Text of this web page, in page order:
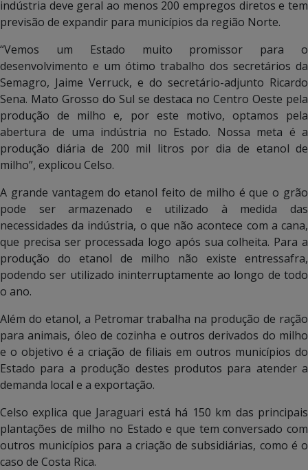
indústria deve geral ao menos 200 empregos diretos e tem
previsão de expandir para municípios da região Norte.
“Vemos um Estado muito promissor para o
desenvolvimento e um ótimo trabalho dos secretários da
Semagro, Jaime Verruck, e do secretário-adjunto Ricardo
Sena. Mato Grosso do Sul se destaca no Centro Oeste pela
produção de milho e, por este motivo, optamos pela
abertura de uma indústria no Estado. Nossa meta é a
produção diária de 200 mil litros por dia de etanol de
milho”, explicou Celso.
A grande vantagem do etanol feito de milho é que o grão
pode ser armazenado e utilizado à medida das
necessidades da indústria, o que não acontece com a cana,
que precisa ser processada logo após sua colheita. Para a
produção do etanol de milho não existe entressafra,
podendo ser utilizado ininterruptamente ao longo de todo
o ano.
Além do etanol, a Petromar trabalha na produção de ração
para animais, óleo de cozinha e outros derivados do milho
e o objetivo é a criação de filiais em outros municípios do
Estado para a produção destes produtos para atender a
demanda local e a exportação.
Celso explica que Jaraguari está há 150 km das principais
plantações de milho no Estado e que tem conversado com
outros municípios para a criação de subsidiárias, como é o
caso de Costa Rica.